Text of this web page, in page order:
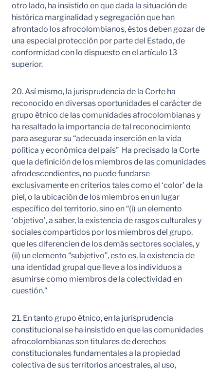
otro lado, ha insistido en que dada la situación de
histórica marginalidad y segregación que han
afrontado los afrocolombianos, éstos deben gozar de
una especial protección por parte del Estado, de
conformidad con lo dispuesto en el artículo 13
superior.
20. Así mismo, la jurisprudencia de la Corte ha
reconocido en diversas oportunidades el carácter de
grupo étnico de las comunidades afrocolombianas y
ha resaltado la importancia de tal reconocimiento
para asegurar su “adecuada inserción en la vida
política y económica del país” Ha precisado la Corte
que la definición de los miembros de las comunidades
afrodescendientes, no puede fundarse
exclusivamente en criterios tales como el ‘color’ de la
piel, o la ubicación de los miembros en un lugar
específico del territorio, sino en “(i) un elemento
‘objetivo’, a saber, la existencia de rasgos culturales y
sociales compartidos por los miembros del grupo,
que les diferencien de los demás sectores sociales, y
(ii) un elemento “subjetivo”, esto es, la existencia de
una identidad grupal que lleve a los individuos a
asumirse como miembros de la colectividad en
cuestión.”
21. En tanto grupo étnico, en la jurisprudencia
constitucional se ha insistido en que las comunidades
afrocolombianas son titulares de derechos
constitucionales fundamentales a la propiedad
colectiva de sus territorios ancestrales, al uso,